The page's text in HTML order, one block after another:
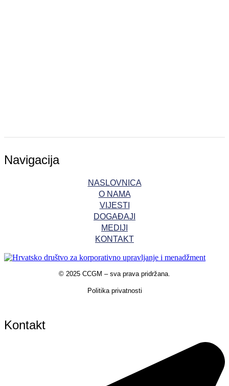
Navigacija
NASLOVNICA
O NAMA
VIJESTI
DOGAĐAJI
MEDIJI
KONTAKT
© 2025 CCGM – sva prava pridržana
Politika privatnosti
Kontakt